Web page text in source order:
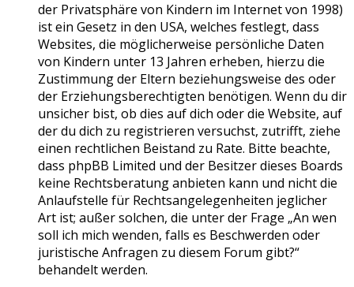
der Privatsphäre von Kindern im Internet von 1998)
ist ein Gesetz in den USA, welches festlegt, dass
Websites, die möglicherweise persönliche Daten
von Kindern unter 13 Jahren erheben, hierzu die
Zustimmung der Eltern beziehungsweise des oder
der Erziehungsberechtigten benötigen. Wenn du dir
unsicher bist, ob dies auf dich oder die Website, auf
der du dich zu registrieren versuchst, zutrifft, ziehe
einen rechtlichen Beistand zu Rate. Bitte beachte,
dass phpBB Limited und der Besitzer dieses Boards
keine Rechtsberatung anbieten kann und nicht die
Anlaufstelle für Rechtsangelegenheiten jeglicher
Art ist; außer solchen, die unter der Frage „An wen
soll ich mich wenden, falls es Beschwerden oder
juristische Anfragen zu diesem Forum gibt?“
behandelt werden.